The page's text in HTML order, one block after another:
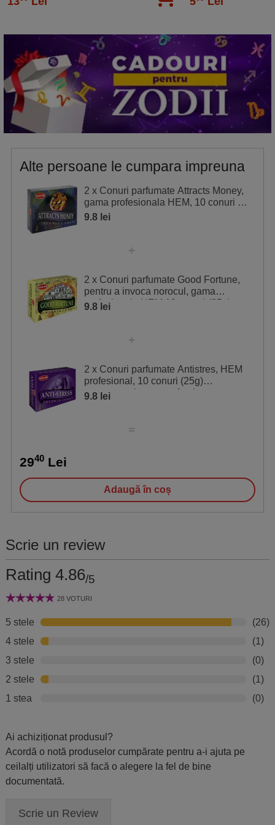
Alte persoane le cumpara impreuna
2 x Conuri parfumate Attracts Money,
gama profesionala HEM, 10 conuri cu
suport metalic inclus
9.8 lei
2 x Conuri parfumate Good Fortune,
pentru a invoca norocul, gama
profesionala HEM 10 conuri (25g)
9.8 lei
2 x Conuri parfumate Antistres, HEM
profesional, 10 conuri (25g)
aromaterapie, aroma fresh, suport
9.8 lei
2940 Lei
Adaugă în coș
Scrie un review
Rating 4.86/5
28 VOTURI
5 stele
(26)
4 stele
(1)
3 stele
(0)
2 stele
(1)
1 stea
(0)
Ai achiziționat produsul?
Acordă o notă produselor cumpărate pentru a-i ajuta pe
ceilalți utilizatori să facă o alegere la fel de bine
documentată.
Scrie un Review